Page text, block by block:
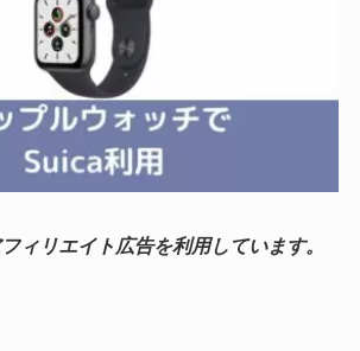
ィリエイト広告を利用しています。